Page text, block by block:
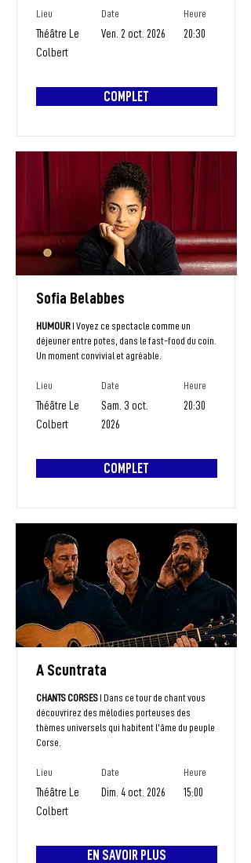
Lieu Date
Théâtre Le
Colbert
Ven. 2 oct. 2026
Heure
20:30
COMPLET
Sofia Belabbes
HUMOURI Voyez ce spectacle comme un
déjeuner entre potes, dans le fast-food du coin.
Un moment convivial et agréable.
Lieu Date
Théâtre Le
Colbert
Sam. 3 oct.
2026
Heure
20:30
COMPLET
A Scuntrata
CHANTS CORSESI Dans ce tour de chant vous
découvrirez des mélodies porteuses des
thèmes universels qui habitent l'âme du peuple
Corse.
Lieu Date
Théâtre Le
Colbert
Dim. 4 oct. 2026
Heure
15:00
EN SAVOIR PLUS